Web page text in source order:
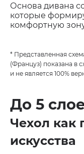
Основа дивана
которые
комфортную
* Представленная
(Француз) показана в
и не является 100%
До 5
Чехол как
искусства